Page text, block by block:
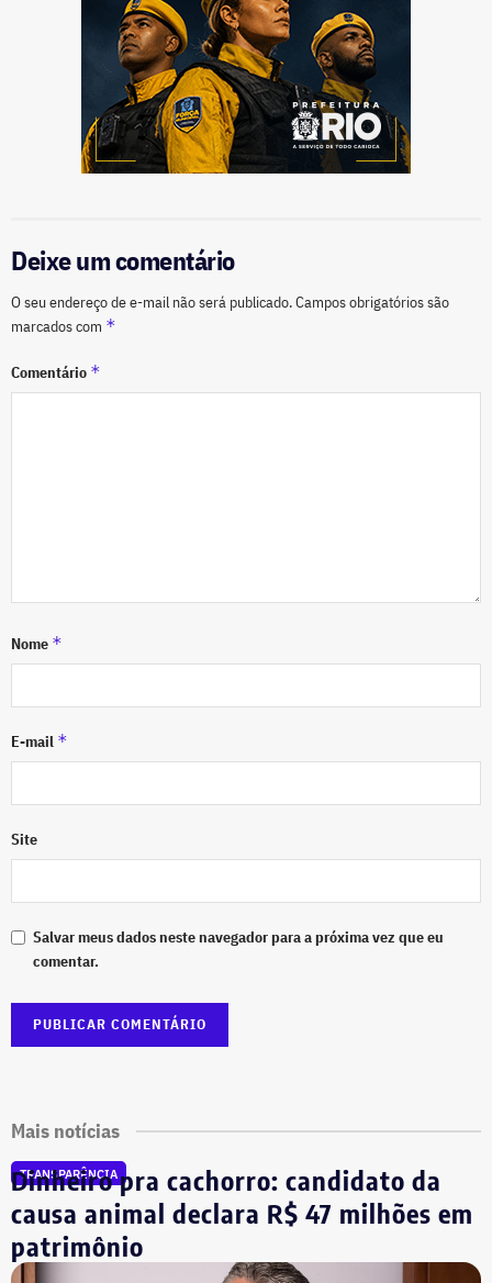
Deixe um comentário
O seu endereço de e-mail não será publicado.Campos obrigatórios são
marcados com *
Comentário *
Nome *
E-mail *
Site
Salvar meus dados neste navegador para a próxima vez que eu
comentar.
Mais notícias
TRANSPARÊNCIA
Dinheiro pra cachorro: candidato da
causa animal declara R$ 47 milhões em
patrimônio